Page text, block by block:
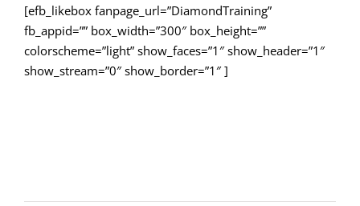
[efb_likebox fanpage_url=”DiamondTraining”
fb_appid=”” box_width=”300″ box_height=””
colorscheme=”light” show_faces=”1″ show_header=”1″
show_stream=”0″ show_border=”1″ ]